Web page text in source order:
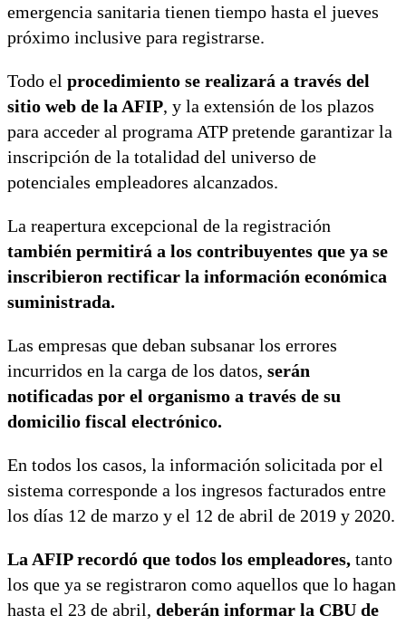
emergencia sanitaria tienen tiempo hasta el jueves
próximo inclusive para registrarse.
Todo el procedimiento se realizará a través del
sitio web de la AFIP, y la extensión de los plazos
para acceder al programa ATP pretende garantizar la
inscripción de la totalidad del universo de
potenciales empleadores alcanzados.
La reapertura excepcional de la registración
también permitirá a los contribuyentes que ya se
inscribieron rectificar la información económica
suministrada.
Las empresas que deban subsanar los errores
incurridos en la carga de los datos, serán
notificadas por el organismo a través de su
domicilio fiscal electrónico.
En todos los casos, la información solicitada por el
sistema corresponde a los ingresos facturados entre
los días 12 de marzo y el 12 de abril de 2019 y 2020.
La AFIP recordó que todos los empleadores, tanto
los que ya se registraron como aquellos que lo hagan
hasta el 23 de abril, deberán informar la CBU de